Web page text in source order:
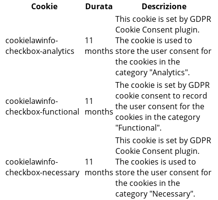
Cookie
Durata Descrizione
cookielawinfo-
checkbox-analytics
11
months
This cookie is set by GDPR
Cookie Consent plugin.
The cookie is used to
store the user consent for
the cookies in the
category "Analytics".
cookielawinfo-
checkbox-functional
11
months
The cookie is set by GDPR
cookie consent to record
the user consent for the
cookies in the category
"Functional".
cookielawinfo-
checkbox-necessary
11
months
This cookie is set by GDPR
Cookie Consent plugin.
The cookies is used to
store the user consent for
the cookies in the
category "Necessary".